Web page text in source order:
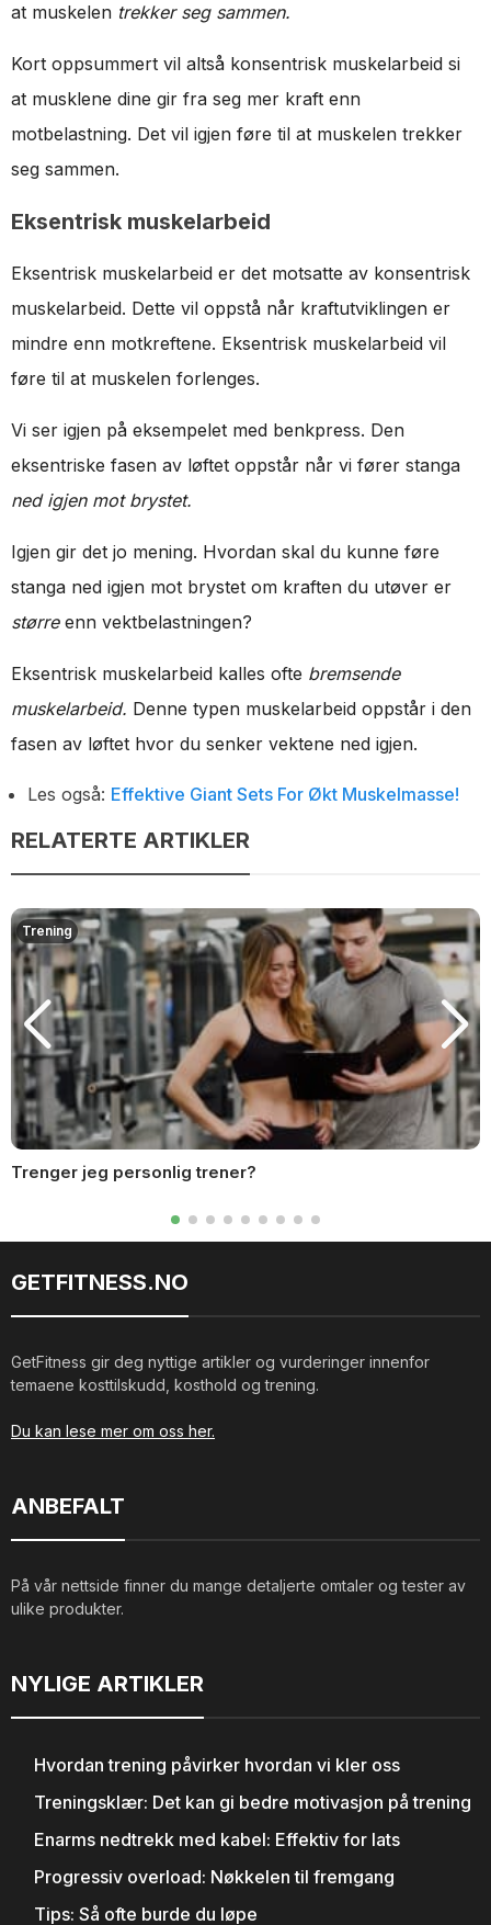
at muskelen trekker seg sammen.
Kort oppsummert vil altså konsentrisk muskelarbeid si
at musklene dine gir fra seg mer kraft enn
motbelastning. Det vil igjen føre til at muskelen trekker
seg sammen.
Eksentrisk muskelarbeid
Eksentrisk muskelarbeid er det motsatte av konsentrisk
muskelarbeid. Dette vil oppstå når kraftutviklingen er
mindre enn motkreftene. Eksentrisk muskelarbeid vil
føre til at muskelen forlenges.
Vi ser igjen på eksempelet med benkpress. Den
eksentriske fasen av løftet oppstår når vi fører stanga
ned igjen mot brystet.
Igjen gir det jo mening. Hvordan skal du kunne føre
stanga ned igjen mot brystet om kraften du utøver er
større enn vektbelastningen?
Eksentrisk muskelarbeid kalles ofte bremsende
muskelarbeid. Denne typen muskelarbeid oppstår i den
fasen av løftet hvor du senker vektene ned igjen.
Les også: Effektive Giant Sets For Økt Muskelmasse!
RELATERTE ARTIKLER
Trenger jeg personlig trener?
Trening
GETFITNESS.NO
GetFitness gir deg nyttige artikler og vurderinger innenfor
temaene kosttilskudd, kosthold og trening.
Du kan lese mer om oss her.
ANBEFALT
På vår nettside finner du mange detaljerte omtaler og tester av
ulike produkter.
NYLIGE ARTIKLER
Hvordan trening påvirker hvordan vi kler oss
Treningsklær: Det kan gi bedre motivasjon på trening
Enarms nedtrekk med kabel: Effektiv for lats
Progressiv overload: Nøkkelen til fremgang
Tips: Så ofte burde du løpe